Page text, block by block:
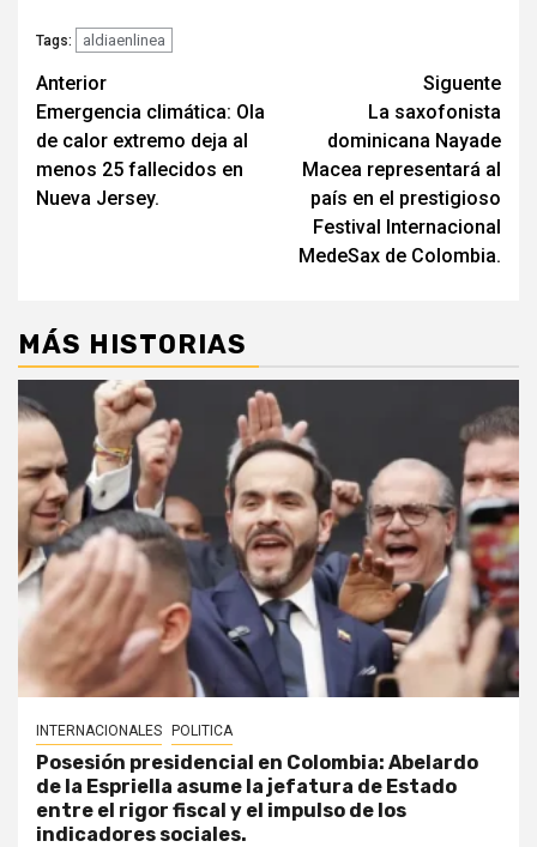
Tags: aldiaenlinea
Navegación
de
entradas
Anterior
Emergencia climática: Ola
de calor extremo deja al
menos 25 fallecidos en
Nueva Jersey.
Siguente
La saxofonista
dominicana Nayade
Macea representará al
país en el prestigioso
Festival Internacional
MedeSax de Colombia.
MÁS HISTORIAS
INTERNACIONALES POLITICA
Posesión presidencial en Colombia: Abelardo
de la Espriella asume la jefatura de Estado
entre el rigor fiscal y el impulso de los
indicadores sociales.